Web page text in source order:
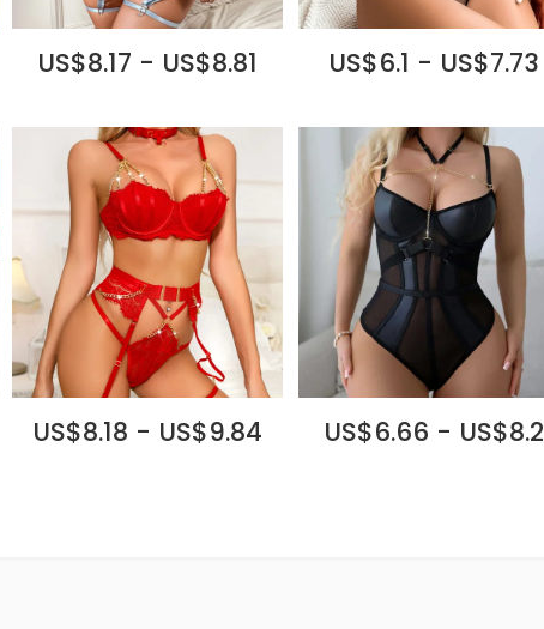
US$8.17 - US$8.81 US$6.1 - US$7.73
US$8.18 - US$9.84 US$6.66 - US$8.2